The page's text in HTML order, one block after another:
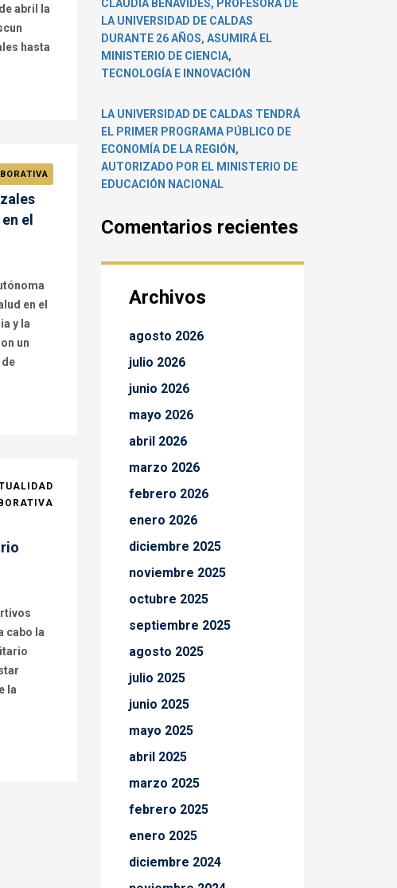
abril la
hasta
el
en el
y la
un
cabo la
la
CLAUDIA BENAVIDES, PROFESORA DE
LA UNIVERSIDAD DE CALDAS
DURANTE 26 AÑOS, ASUMIRÁ EL
MINISTERIO DE CIENCIA,
TECNOLOGÍA E INNOVACIÓN
LA UNIVERSIDAD DE CALDAS TENDRÁ
EL PRIMER PROGRAMA PÚBLICO DE
ECONOMÍA DE LA REGIÓN,
AUTORIZADO POR EL MINISTERIO DE
EDUCACIÓN NACIONAL
Comentarios recientes
Archivos
agosto 2026
julio 2026
junio 2026
mayo 2026
abril 2026
marzo 2026
febrero 2026
enero 2026
diciembre 2025
noviembre 2025
octubre 2025
septiembre 2025
agosto 2025
julio 2025
junio 2025
mayo 2025
abril 2025
marzo 2025
febrero 2025
enero 2025
diciembre 2024